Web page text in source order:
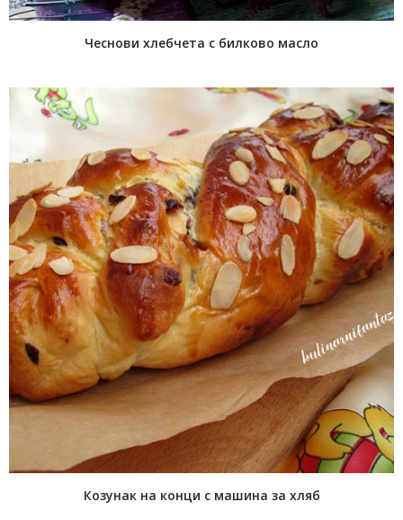
Чеснови хлебчета с билково масло
Козунак на конци с машина за хляб